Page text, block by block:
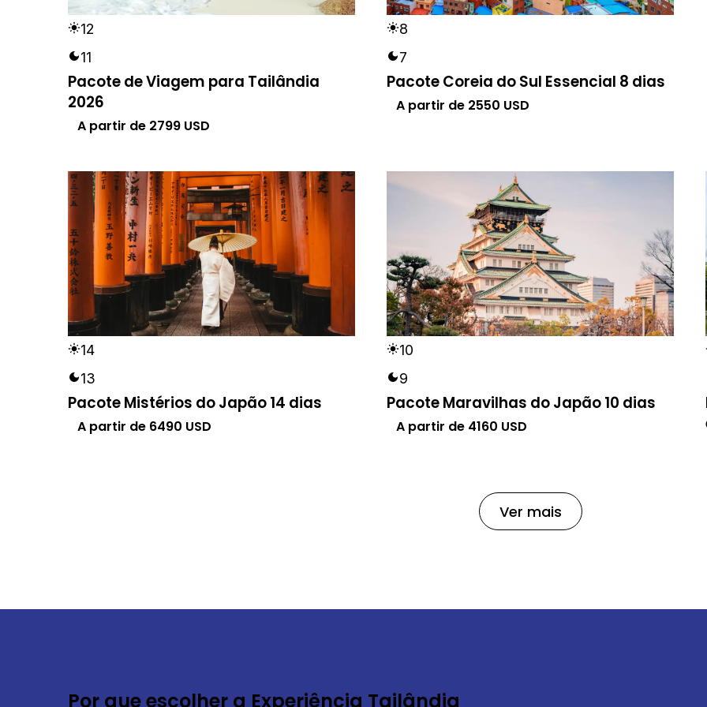
12
11
Pacote de Viagem para Tailândia
2026
A partir de 2799 USD
8
7
Pacote Coreia do Sul Essencial 8 dias
A partir de 2550 USD
14
13
Pacote Mistérios do Japão 14 dias
A partir de 6490 USD
10
9
Pacote Maravilhas do Japão 10 dias
A partir de 4160 USD
Ver mais
Por que escolher a Experiência Tailândia